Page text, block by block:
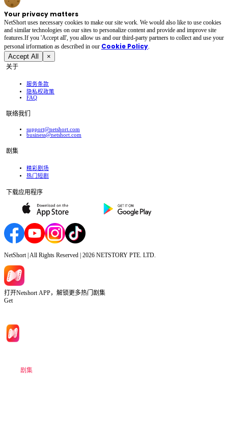
Your privacy matters
NetShort uses necessary cookies to make our site work. We would also like to use cookies
and similar technologies on our sites to personalize content and provide and improve site
features.If you 'Accept all', you allow us and our third-party partners to collect and use your
personal irformation as described in our Cookie Policy.
Accept All ×
关于
服务条款
隐私权政策
FAQ
联络我们
support@netshort.com
business@netshort.com
剧集
精彩剧场
热门短剧
下载应用程序
NetShort | All Rights Reserved | 2026 NETSTORY PTE. LTD.
打开Netshort APP，解锁更多热门剧集
Get
剧集